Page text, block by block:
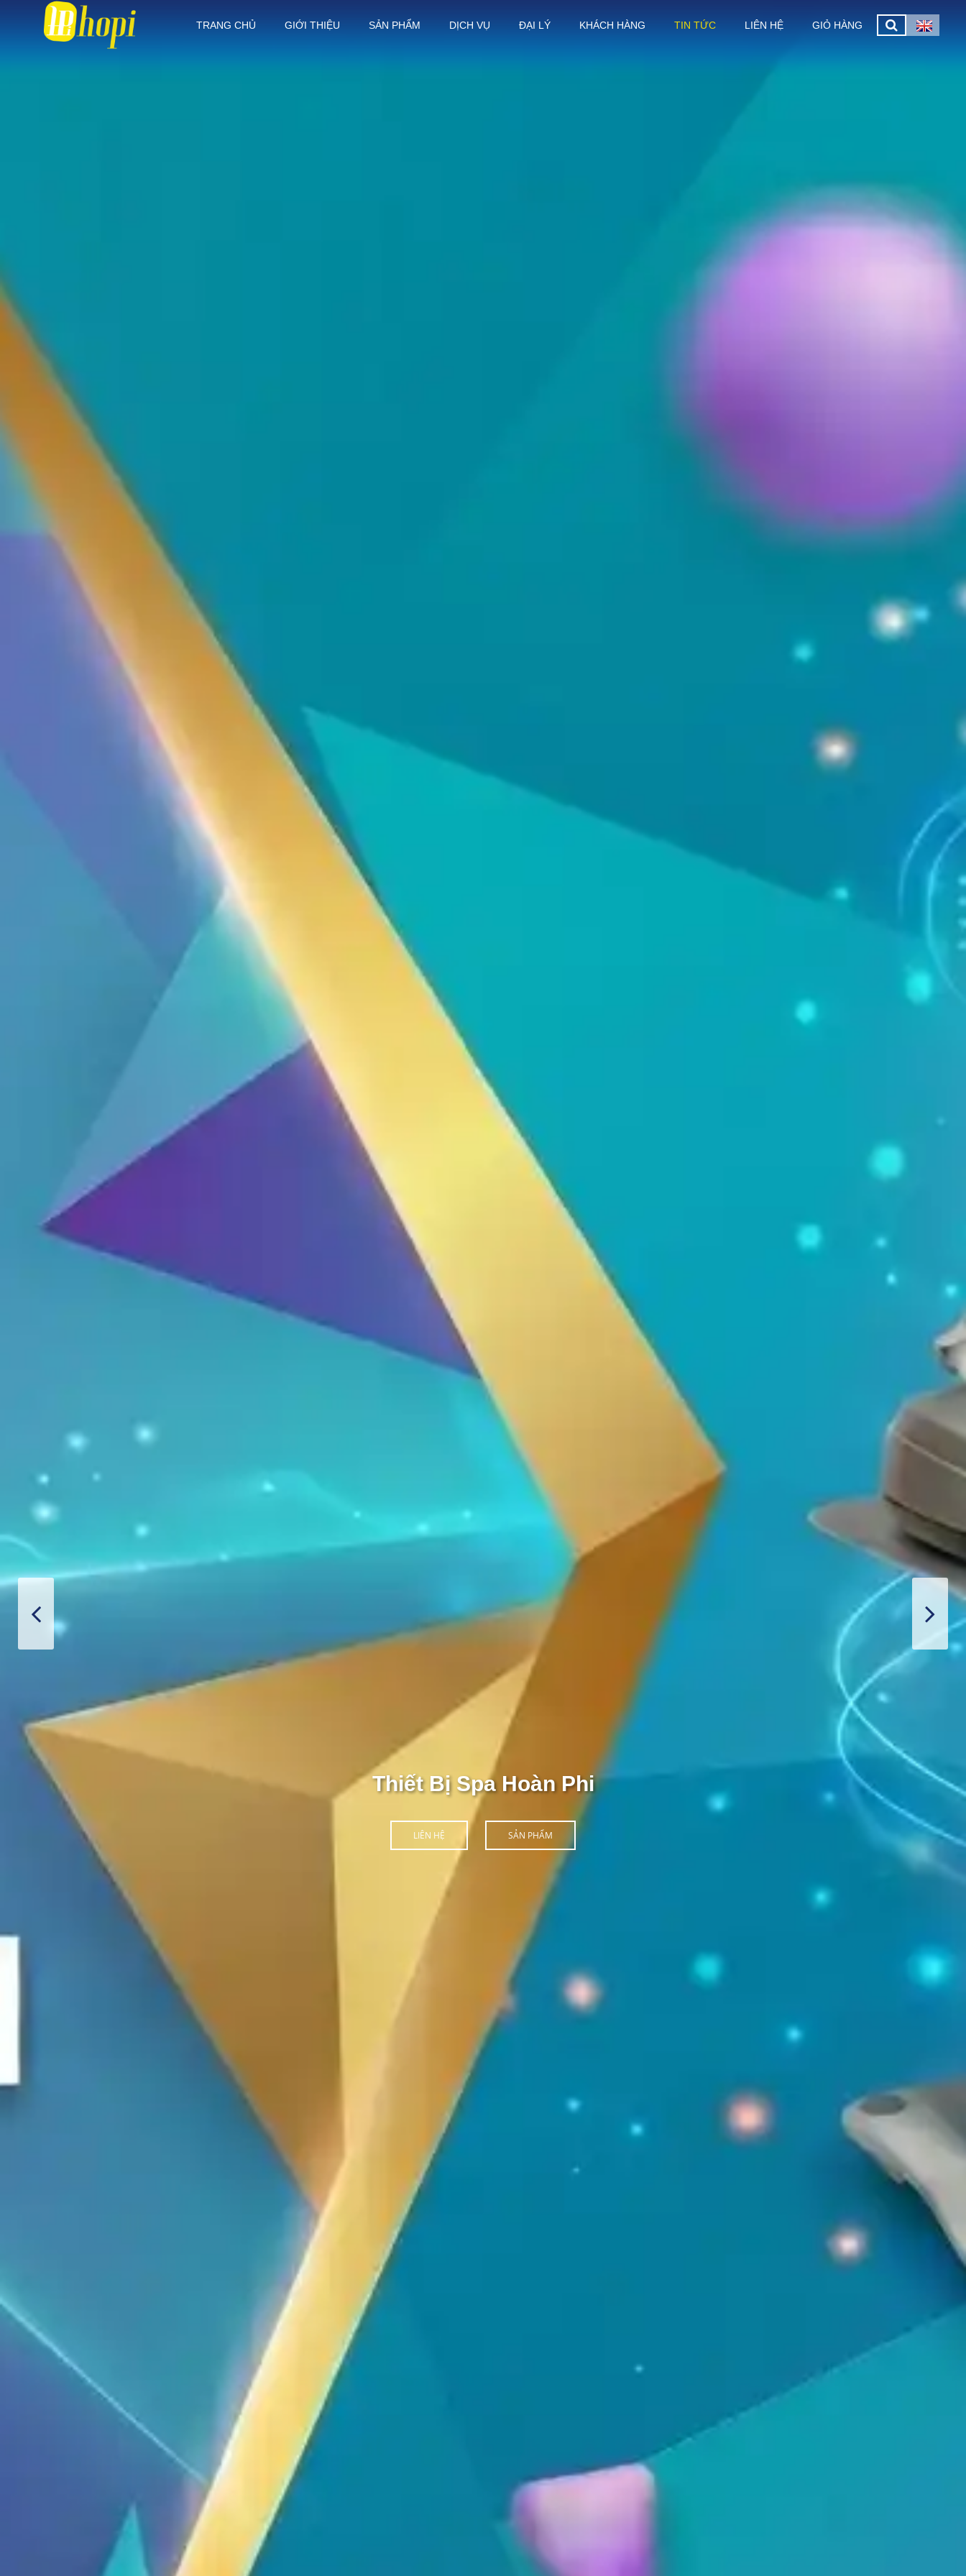
TRANG CHỦ GIỚI THIỆU SẢN PHẨM DỊCH VỤ ĐẠI LÝ KHÁCH HÀNG TIN TỨC LIÊN HỆ GIỎ HÀNG
Thiết Bị Spa Hoàn Phi
LIÊN HỆ